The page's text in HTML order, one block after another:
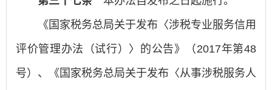
《国家税务总局关于发布〈涉税专业服务信用
评价管理办法（试行）〉的公告》（2017年第48
号）、《国家税务总局关于发布〈从事涉税服务人